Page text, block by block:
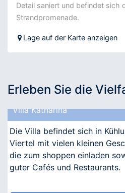
Detail saniert und befindet sich
Strandpromenade.
Lage auf der Karte anzeigen
Erleben Sie die
Villa Katharina
Die Villa befindet sich in
Viertel mit vielen kleinen
die zum shoppen einladen
guter Cafés und Restaurants.